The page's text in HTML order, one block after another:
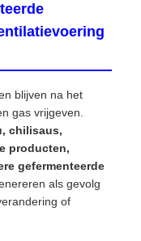
blijven na het
gas vrijgeven.
chilisaus,
producten,
gefermenteerde
als gevolg
of